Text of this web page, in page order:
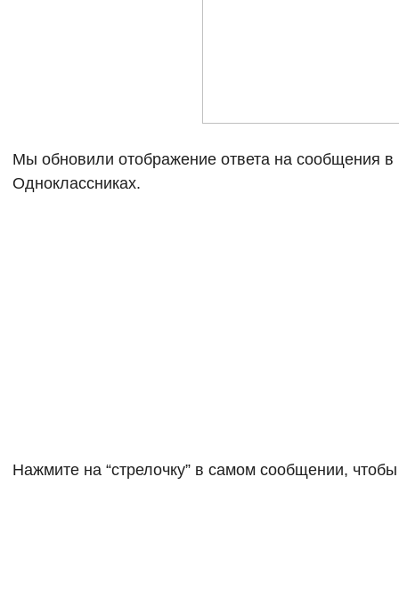
Мы обновили отображение ответа на сообщения в
Одноклассниках.
Нажмите на “стрелочку” в самом сообщении, чтобы